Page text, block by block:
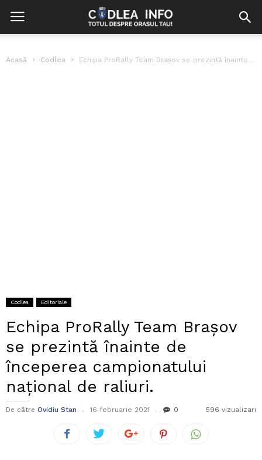
Acasă Codlea Echipa ProRally Team Brașov se prezintă înainte de începerea campionatului național de...
Codlea Editoriale
Echipa ProRally Team Brașov
se prezintă înainte de
începerea campionatului
național de raliuri.
De către Ovidiu Stan 16 februarie 2021 0 596 vizualizari